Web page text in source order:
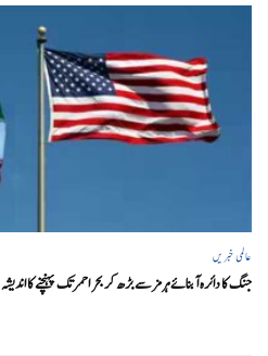
عالمی خبریں
جنگ کا دائرہ آبنائے ہرمز سے بڑھ کر بحر احمر تک پہنچنے کا اندیشہ